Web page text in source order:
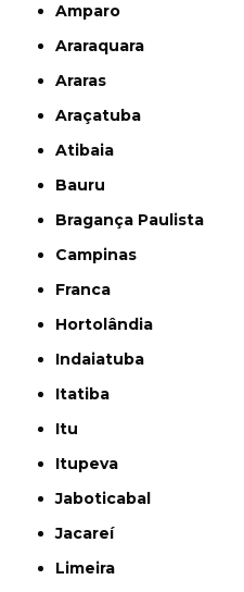
Amparo
Araraquara
Araras
Araçatuba
Atibaia
Bauru
Bragança Paulista
Campinas
Franca
Hortolândia
Indaiatuba
Itatiba
Itu
Itupeva
Jaboticabal
Jacareí
Limeira